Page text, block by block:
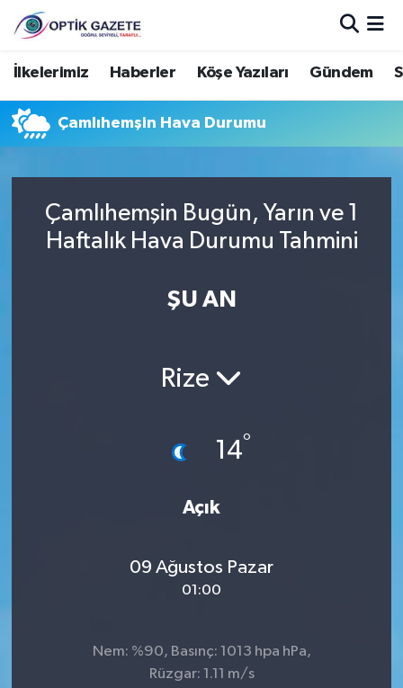
İlkelerimiz Haberler Köşe Yazıları Gündem
Çamlıhemşin Hava Durumu
Çamlıhemşin Bugün, Yarın ve 1
Haftalık Hava Durumu Tahmini
ŞU AN
Rize
14°
Açık
09 Ağustos Pazar
01:00
Nem: %90, Basınç: 1013 hpa hPa,
Rüzgar: 1.11 m/s
Nöbetçi Eczaneler
Hava Durumu
Trafik Durumu
Süper Lig Puan Durumu ve Fikstür